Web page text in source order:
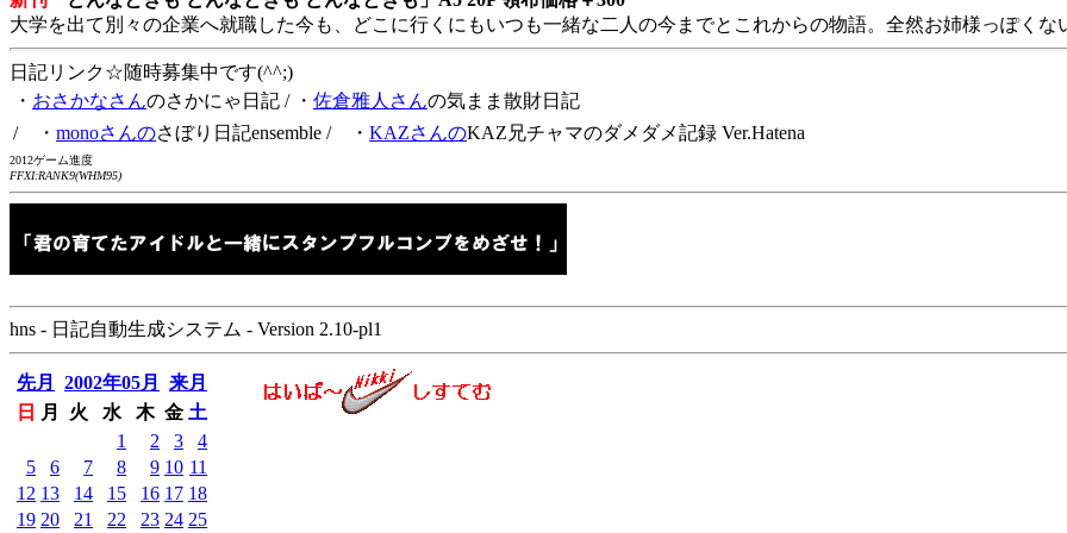
大学を出て別々の企業へ就職した今も、どこに行くにもいつも一緒な二人の今までとこれからの物語。全然お姉様っぽくな
日記リンク☆随時募集中です(^^;)
・ おさかなさんのさかにゃ日記 / ・ 佐倉雅人さんの気まま散財日記
/ ・ monoさんのさぼり日記ensemble / ・ KAZさんのKAZ兄チャマのダメダメ記録 Ver.Hatena
2012ゲーム進度
FFXI:RANK9(WHM95)
hns - 日記自動生成システム - Version 2.10-pl1
先月 2002年05月
来月
日
月 火 水 木 金 土
1
2 3
4
5
6 7 8 9 10 11
12 13 14 15 16 17 18
19 20 21 22 23 24 25